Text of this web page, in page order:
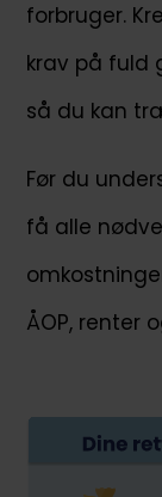
forbruger.
krav på fuld
så du kan
Før du
få alle
ÅOP, renter